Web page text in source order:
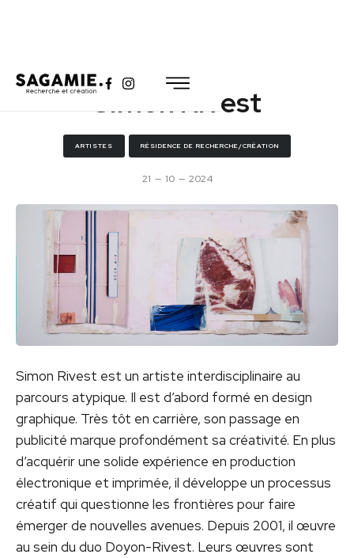
Simon Rivest
ARTISTES RÉSIDENCE DE RECHERCHE/CRÉATION
21 — 10 — 2024
Simon Rivest est un artiste interdisciplinaire au
parcours atypique. Il est d’abord formé en design
graphique. Très tôt en carrière, son passage en
publicité marque profondément sa créativité. En plus
d’acquérir une solide expérience en production
électronique et imprimée, il développe un processus
créatif qui questionne les frontières pour faire
émerger de nouvelles avenues. Depuis 2001, il œuvre
au sein du duo Doyon-Rivest. Leurs œuvres sont